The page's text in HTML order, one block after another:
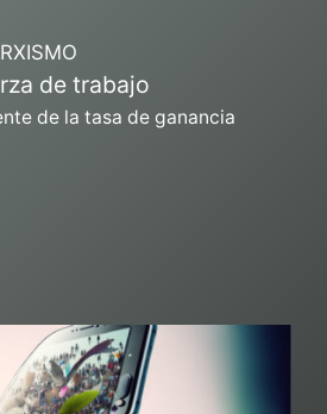
de trabajo
de la tasa de ganancia